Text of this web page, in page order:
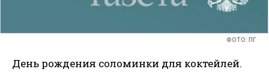
ФОТО: ПГ
День рождения соломинки для коктейлей.